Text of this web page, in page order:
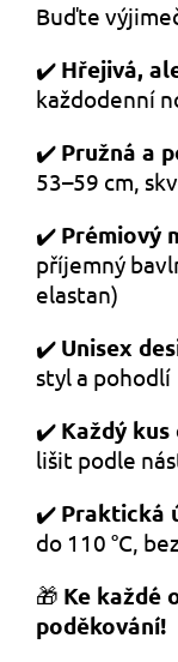
Buďte
✔️ Hřejivá,
každodenní
✔️ Pružná a
53–59 cm,
✔️ Prémiový
příjemný
elastan)
✔️ Unisex
styl a pohodlí
✔️ Každý
lišit podle
✔️ Praktická
do 110 °C,
🎁 Ke každé
poděkování!